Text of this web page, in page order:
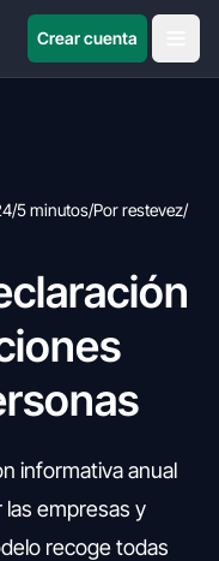
Crear cuenta
/5 minutos/Por restevez/
informativa anual
empresas y
recoge todas